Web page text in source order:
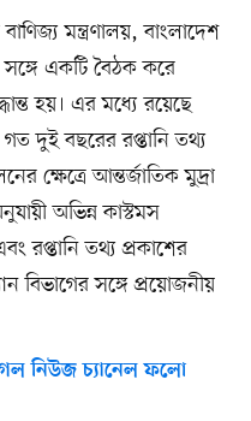
মন্ত্রণালয়, বাংলাদেশ
সঙ্গে একটি বৈঠক করে
হয়। এর মধ্যে রয়েছে
দুই বছরের রপ্তানি তথ্য
ক্ষেত্রে আন্তর্জাতিক মুদ্রা
অভিন্ন কাস্টমস
রপ্তানি তথ্য প্রকাশের
বিভাগের সঙ্গে প্রয়োজনীয়
নিউজ চ্যানেল ফলো